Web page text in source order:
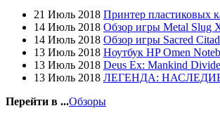
Goclever
Golden field
Grand
Gresso
Hacker
Hp (96)
Htc
21 Июль 2018 Принтер пластиковых
14 Июль 2018 Обзор игры Metal Slug
14 Июль 2018 Обзор игры Sacred
13 Июль 2018 Ноутбук HP Omen
13 Июль 2018 Deus Ex: Mankind
13 Июль 2018 ЛЕГЕНДА: НАСЛЕДИЕ
Перейти в ...Обзоры